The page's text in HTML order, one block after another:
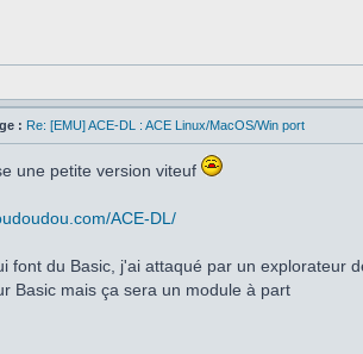
: Re: [EMU] ACE-DL : ACE Linux/MacOS/Win port
une petite version viteuf
ACE-DL/
font du Basic, j'ai attaqué par un explorateur
Basic mais ça sera un module à part